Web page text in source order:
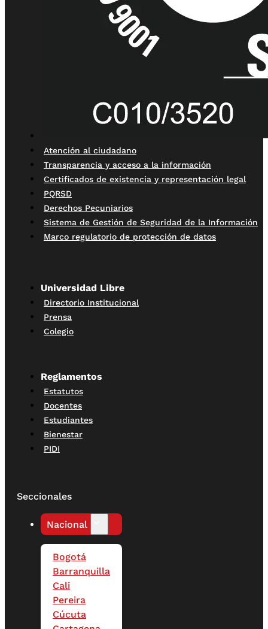
Atención al ciudadano
Transparencia y acceso a la información
Certificados de existencia y representación legal
PQRSD
Derechos Pecuniarios
Sistema de Gestión de Seguridad de la Información
Marco regulatorio de protección de datos
Universidad Libre
Directorio Institucional
Prensa
Colegio
Reglamentos
Estatutos
Docentes
Estudiantes
Bienestar
PIDI
Seccionales
Nacional
Bogotá
Barranquilla
Cali
Pereira
Cúcuta